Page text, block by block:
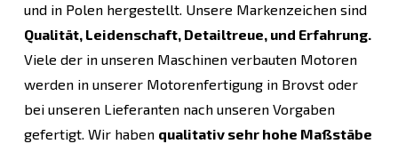
und in Polen hergestellt. Unsere Markenzeichen sind
Qualität, Leidenschaft, Detailtreue, und Erfahrung.
Viele der in unseren Maschinen verbauten Motoren
werden in unserer Motorenfertigung in Brovst oder
bei unseren Lieferanten nach unseren Vorgaben
gefertigt. Wir haben qualitativ sehr hohe Maßstäbe